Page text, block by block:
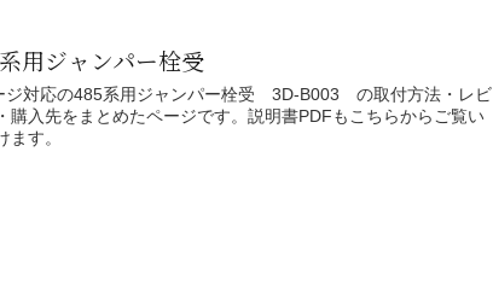
用ジャンパー栓受
ジ対応の485系用ジャンパー栓受 3D-B003 の取付方法・レビ
購入先をまとめたページです。説明書PDFもこちらからご覧い
ます。